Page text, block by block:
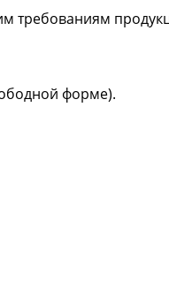
требованиям
форме).